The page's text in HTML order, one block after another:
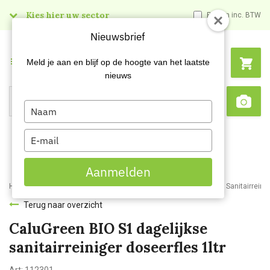
Kies hier uw sector Prijzen inc. BTW
Search
Menu
Home Webshop Schoonmaakartikelen Reinigingsmiddelen
Terug naar overzicht
CaluGreen BIO S1 dagelijkse
sanitairreiniger doseerfles 1ltr
Nieuwsbrief
Meld je aan en blijf op de hoogte van het laatste
nieuws
Type
your
name
Type
your
email
Aanmelden